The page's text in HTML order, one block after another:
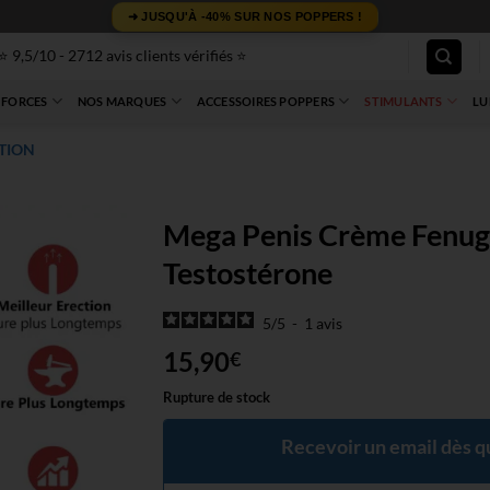
➜ JUSQU'À -40% SUR NOS POPPERS !
⭐ 9,5/10 - 2712 avis clients vérifiés ⭐
NOS MARQUES ACCESSOIRES POPPERS STIMULANTS
Mega Penis Crème
Testostérone
5/5 - 1 avis
15,90€
Rupture de stock
Recevoir un email dès